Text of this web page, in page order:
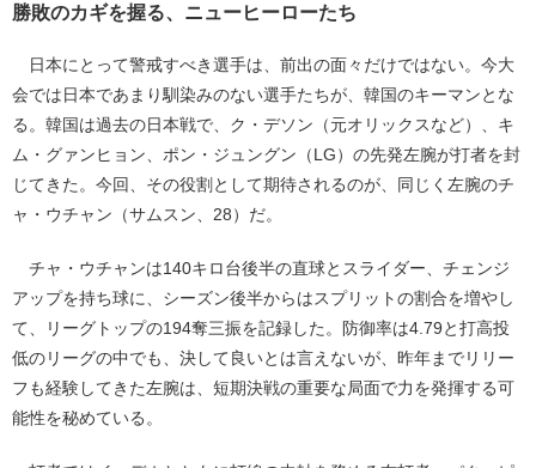
勝敗のカギを握る、ニューヒーローたち
日本にとって警戒すべき選手は、前出の面々だけではない。今大
会では日本であまり馴染みのない選手たちが、韓国のキーマンとな
る。韓国は過去の日本戦で、ク・デソン（元オリックスなど）、キ
ム・グァンヒョン、ポン・ジュングン（LG）の先発左腕が打者を封
じてきた。今回、その役割として期待されるのが、同じく左腕のチ
ャ・ウチャン（サムスン、28）だ。
チャ・ウチャンは140キロ台後半の直球とスライダー、チェンジ
アップを持ち球に、シーズン後半からはスプリットの割合を増やし
て、リーグトップの194奪三振を記録した。防御率は4.79と打高投
低のリーグの中でも、決して良いとは言えないが、昨年までリリー
フも経験してきた左腕は、短期決戦の重要な局面で力を発揮する可
能性を秘めている。